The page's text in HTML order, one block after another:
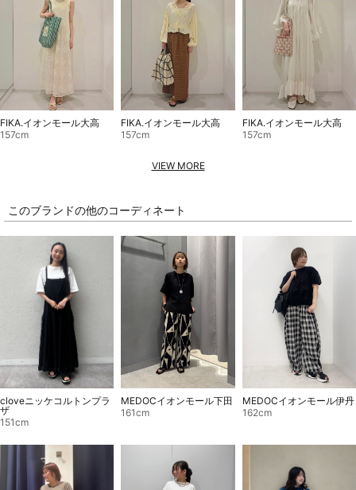
FIKA.イオンモール大高
157cm
FIKA.イオンモール大高
157cm
FIKA.イオンモール大高
157cm
VIEW MORE
このブランドの他のコーディネート
cloveニッケコルトンプラ
ザ
151cm
MEDOCイオンモール下田
161cm
MEDOCイオンモール伊丹
162cm